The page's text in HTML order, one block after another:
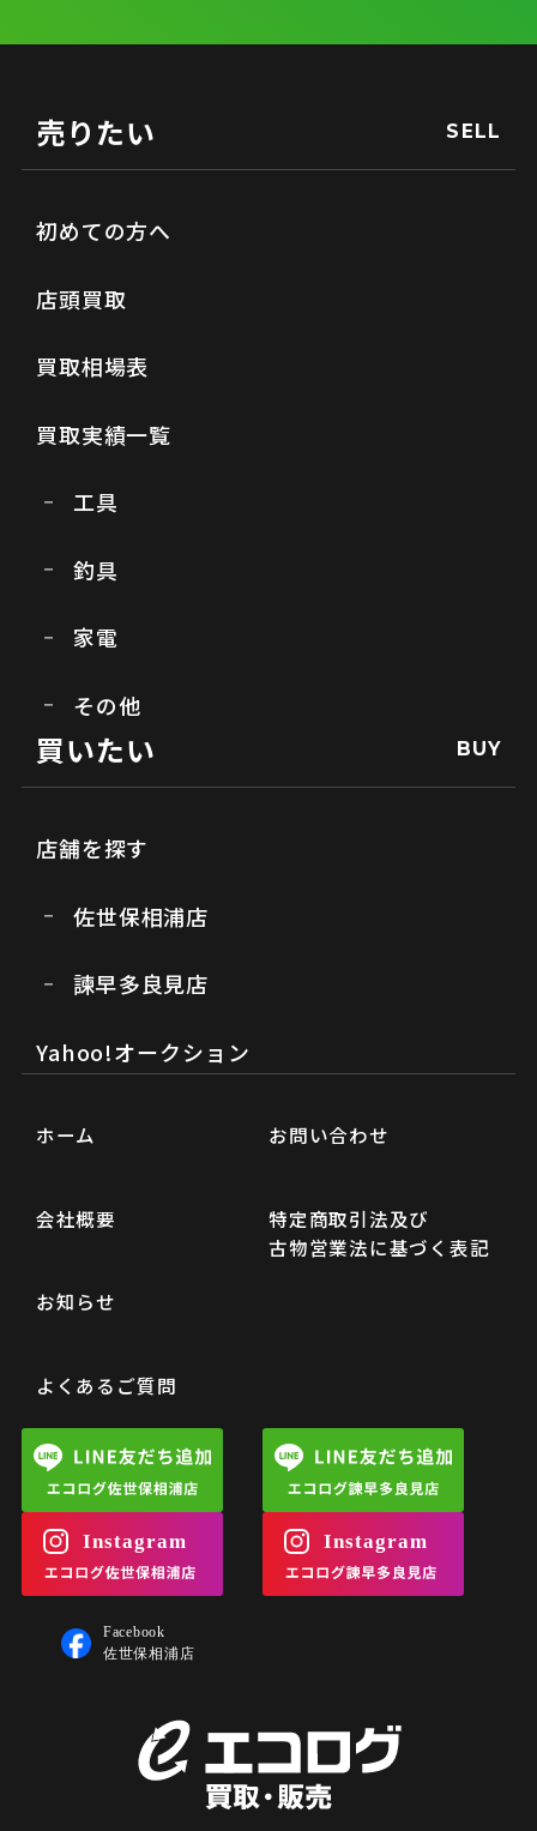
売りたい SELL
初めての方へ
店頭買取
買取相場表
買取実績一覧
工具
釣具
家電
その他
買いたい BUY
店舗を探す
佐世保相浦店
諫早多良見店
Yahoo!オークション
ホーム
会社概要
お知らせ
よくあるご質問
お問い合わせ
特定商取引法及び
古物営業法に基づく表記